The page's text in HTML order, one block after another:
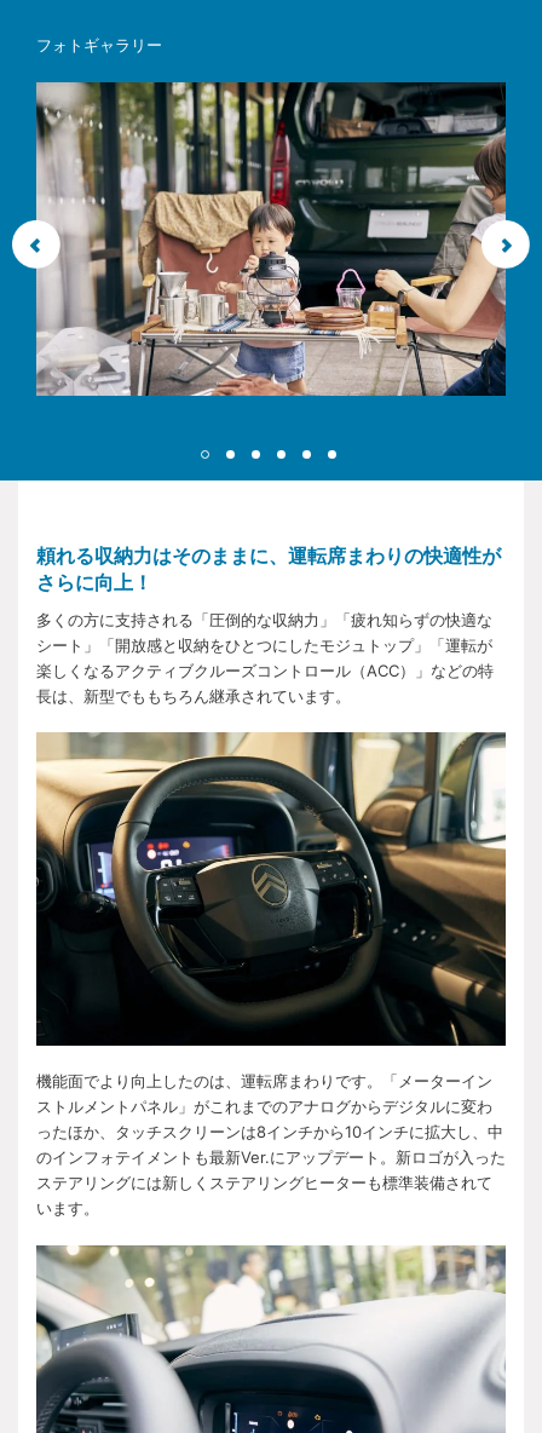
フォトギャラリー
頼れる収納力はそのままに、運転席まわりの快適性が
さらに向上！
多くの方に支持される「圧倒的な収納力」「疲れ知らずの快適な
シート」「開放感と収納をひとつにしたモジュトップ」「運転が
楽しくなるアクティブクルーズコントロール（ACC）」などの特
長は、新型でももちろん継承されています。
機能面でより向上したのは、運転席まわりです。「メーターイン
ストルメントパネル」がこれまでのアナログからデジタルに変わ
ったほか、タッチスクリーンは8インチから10インチに拡大し、中
のインフォテイメントも最新Ver.にアップデート。新ロゴが入った
ステアリングには新しくステアリングヒーターも標準装備されて
います。